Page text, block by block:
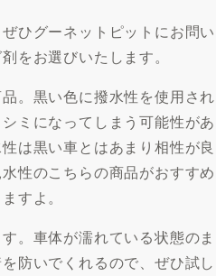
ひグーネットピットにお問い
をお選びいたします。
。黒い色に撥水性を使用され
ミになってしまう可能性があ
は黒い車とはあまり相性が良
性のこちらの商品がおすすめ
すよ。
。車体が濡れている状態のま
防いでくれるので、ぜひ試し